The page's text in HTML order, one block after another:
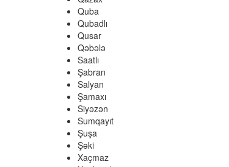
Quba
Qubadlı
Qusar
Qəbələ
Saatlı
Şabran
Salyan
Şamaxı
Siyəzən
Sumqayıt
Şuşa
Şəki
Xaçmaz